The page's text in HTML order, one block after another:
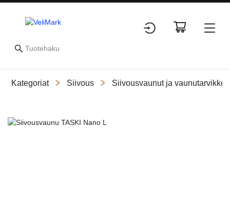
Kategoriat Siivous Siivousvaunut ja
Slide 1 of 1